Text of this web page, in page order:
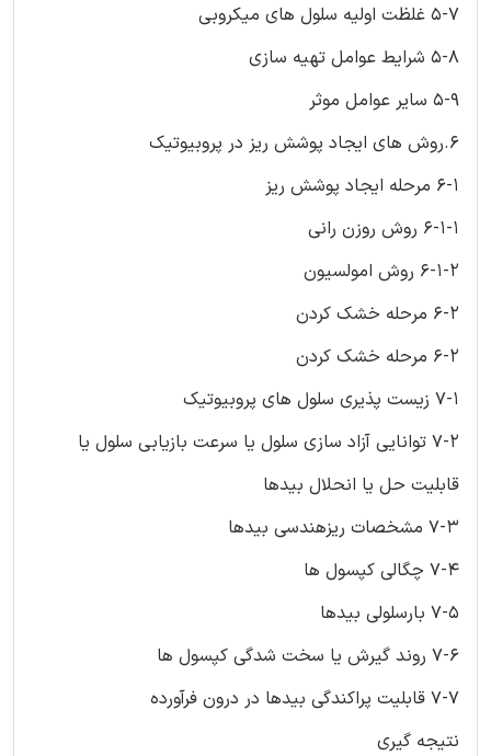
5-7 غلظت اولیه سلول های میکروبی
5-8 شرایط عوامل تهیه سازی
5-9 سایر عوامل موثر
6.روش های ایجاد پوشش ریز در پروبیوتیک
6-1 مرحله ایجاد پوشش ریز
6-1-1 روش روزن رانی
6-1-2 روش امولسیون
6-2 مرحله خشک کردن
6-2 مرحله خشک کردن
7-1 زیست پذیری سلول های پروبیوتیک
7-2 توانایی آزاد سازی سلول یا سرعت بازیابی سلول یا
قابلیت حل یا انحلال بیدها
7-3 مشخصات ریزهندسی بیدها
7-4 چگالی کپسول ها
7-5 بارسلولی بیدها
7-6 روند گیرش یا سخت شدگی کپسول ها
7-7 قابلیت پراکندگی بیدها در درون فرآورده
نتیجه گیری